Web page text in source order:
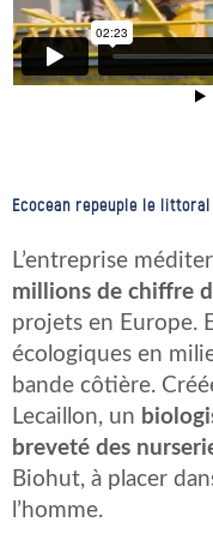
Ecocean repeuple le littoral
L’entreprise
millions de chiffre
projets en Europe.
écologiques en
bande côtière.
Lecaillon, un
breveté des
Biohut, à placer
l’homme.